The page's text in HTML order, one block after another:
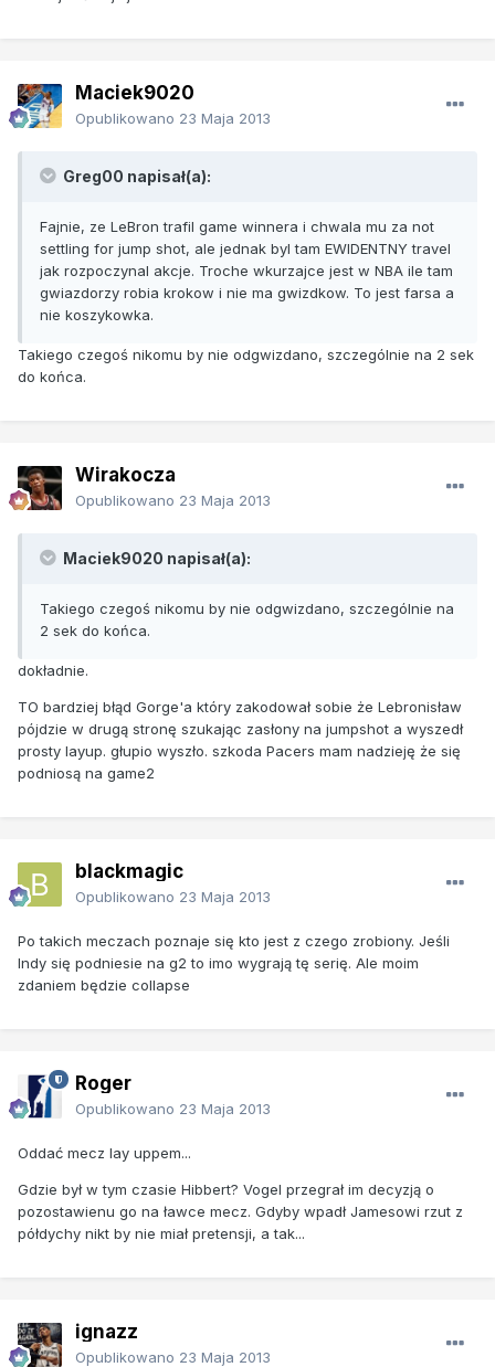
Maciek9020
Opublikowano 23 Maja 2013
Greg00 napisał(a):
Fajnie, ze LeBron trafil game winnera i chwala mu za not
settling for jump shot, ale jednak byl tam EWIDENTNY travel
jak rozpoczynal akcje. Troche wkurzajce jest w NBA ile tam
gwiazdorzy robia krokow i nie ma gwizdkow. To jest farsa a
nie koszykowka.
Takiego czegoś nikomu by nie odgwizdano, szczególnie na 2 sek
do końca.
Wirakocza
Opublikowano 23 Maja 2013
Maciek9020 napisał(a):
Takiego czegoś nikomu by nie odgwizdano, szczególnie na
2 sek do końca.
dokładnie.
TO bardziej błąd Gorge'a który zakodował sobie że Lebronisław
pójdzie w drugą stronę szukając zasłony na jumpshot a wyszedł
prosty layup. głupio wyszło. szkoda Pacers mam nadzieję że się
podniosą na game2
blackmagic
Opublikowano 23 Maja 2013
Po takich meczach poznaje się kto jest z czego zrobiony. Jeśli
Indy się podniesie na g2 to imo wygrają tę serię. Ale moim
zdaniem będzie collapse
Roger
Opublikowano 23 Maja 2013
Oddać mecz lay uppem...
Gdzie był w tym czasie Hibbert? Vogel przegrał im decyzją o
pozostawienu go na ławce mecz. Gdyby wpadł Jamesowi rzut z
półdychy nikt by nie miał pretensji, a tak...
ignazz
Opublikowano 23 Maja 2013